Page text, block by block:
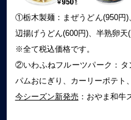
①栃木製麺：まぜうどん(950円)
辺揚げうどん(600円)、半熟卵天
※全て税込価格です。
②いわふねフルーツパーク：タ
パムおにぎり、カーリーポテト
今シーズン新発売 ：おやま和牛